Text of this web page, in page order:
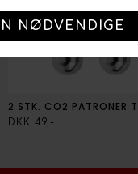
DKK 49,-